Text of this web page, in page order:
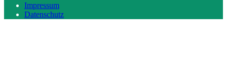
Impressum
Datenschutz